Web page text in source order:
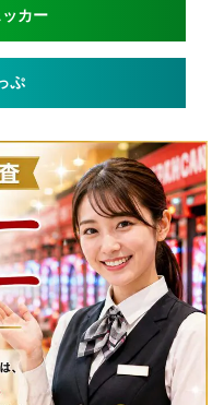
カー
ぷ